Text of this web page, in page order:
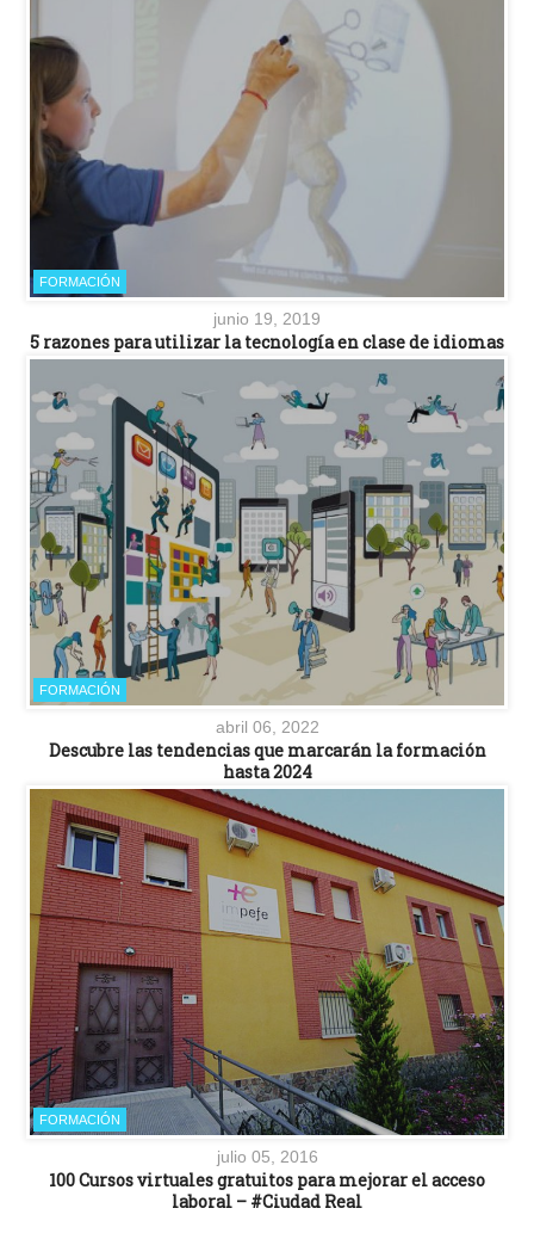
FORMACIÓN
junio 19, 2019
5 razones para utilizar la tecnología en clase de idiomas
FORMACIÓN
abril 06, 2022
Descubre las tendencias que marcarán la formación
hasta 2024
FORMACIÓN
julio 05, 2016
100 Cursos virtuales gratuitos para mejorar el acceso
laboral – #Ciudad Real